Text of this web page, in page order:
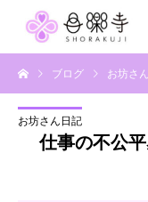
ブログ お坊さ
お坊さん日記
仕事の不公